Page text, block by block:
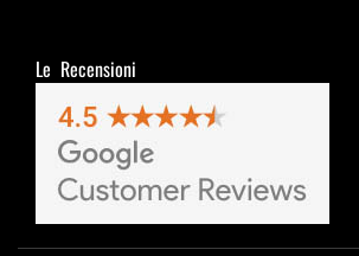
Le Recensioni